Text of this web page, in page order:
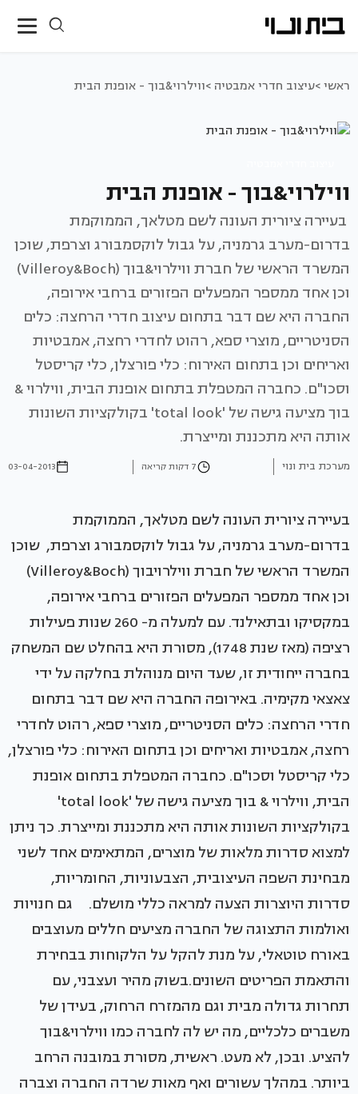
ראשי >עיצוב חדרי אמבטיה >ווילרוי&בוך - אופנת הבית
ווילרוי&בוך - אופנת הבית
בעיירה ציורית העונה לשם מטלאך, הממוקמת
בדרום-מערב גרמניה, על גבול לוקסמבורג וצרפת, שוכן
המשרד הראשי של חברת ווילרוי&בוך (Villeroy&Boch)
וכן אחד ממספר המפעלים הפזורים ברחבי אירופה,
החברה היא שם דבר בתחום עיצוב חדרי הרחצה: כלים
הסניטריים, מוצרי ספא, רהוט לחדרי רחצה, אמבטיות
ואריחים וכן בתחום האירוח: כלי פורצלן, כלי קריסטל
וסכו"ם. כחברה המטפלת בתחום אופנת הבית, ווילרוי &
בוך מציעה גישה של 'total look' בקולקציות השונות
אותה היא מתכננת ומייצרת.
מערכת בית ונוי 7 דקות קריאה 03-04-2013
בעיירה ציורית העונה לשם מטלאך, הממוקמת
בדרום-מערב גרמניה, על גבול לוקסמבורג וצרפת, שוכן
המשרד הראשי של חברת ווילרויבוך (Villeroy&Boch)
וכן אחד ממספר המפעלים הפזורים ברחבי אירופה,
במקסיקו ובתאילנד. עם למעלה מ- 260 שנות פעילות
רציפה (מאז שנת 1748), מסורת היא בהחלט שם המשחק
בחברה ייחודית זו, שעד היום מנוהלת בחלקה על ידי
צאצאי מקימיה. באירופה החברה היא שם דבר בתחום
חדרי הרחצה: כלים הסניטריים, מוצרי ספא, רהוט לחדרי
רחצה, אמבטיות ואריחים וכן בתחום האירוח: כלי פורצלן,
כלי קריסטל וסכו"ם. כחברה המטפלת בתחום אופנת
הבית, ווילרוי & בוך מציעה גישה של 'total look'
בקולקציות השונות אותה היא מתכננת ומייצרת. כך ניתן
למצוא סדרות מלאות של מוצרים, המתאימים אחד לשני
מבחינת השפה העיצובית, הצבעוניות, החומריות,
סדרות היוצרות הצעה למראה כללי מושלם. גם חנויות
ואולמות התצוגה של החברה מציעים חללים מעוצבים
באורח טוטאלי, על מנת להקל על הלקוחות בבחירת
והתאמת הפריטים השונים.בשוק מהיר ועצבני, עם
תחרות גדולה מבית וגם מהמזרח הרחוק, בעידן של
משברים כלכליים, מה יש לה לחברה כמו ווילרוי&בוך
להציע. ובכן, לא מעט. ראשית, מסורת במובנה הרחב
ביותר. במהלך עשורים ואף מאות שרדה החברה וצברה